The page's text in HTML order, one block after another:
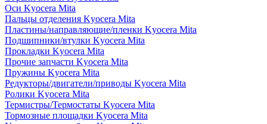
Оси Kyocera Mita
Пальцы отделения Kyocera Mita
Пластины/направляющие/пленки Kyocera Mita
Подшипники/втулки Kyocera Mita
Прокладки Kyocera Mita
Прочие запчасти Kyocera Mita
Пружины Kyocera Mita
Редукторы/двигатели/приводы Kyocera Mita
Ролики Kyocera Mita
Термистры/Термостаты Kyocera Mita
Тормозные площадки Kyocera Mita